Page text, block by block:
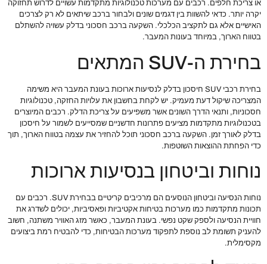
או צריכת חלפים. רכבים עם מערכות טכנולוגיות מתקדמות עשויים לדרוש תחזוקה
יקרה יותר. כדאי להשוות בין דגמים שונים ולבחור ברכב שיתאים לא רק לצרכים
האישיים אלא גם לתקציב הכלכלי. השקעה ברכב חסכוני בדלק עשויה להשתלם
בטווח הארוך, במיוחד בעונות המעבר.
בחירת ה-SUV המתאים
בחירת רכבי SUV חיסכון בדלק לנסיעות ארוכות בעונת המעבר היא משימה
המצריכה שיקול דעת מעמיק. יש לקחת בחשבון את עלויות החזקה, טכנולוגיות
חסכוניות, ותנאי הדרך השונים אשר משפיעים על צריכת הדלק. רכבים המיוצרים
בטכנולוגיות מתקדמות מציעים פתרונות חדשניים שמסייעים לשמור על חיסכון
בדלק לאורך זמן. השקעה ברכב חסכוני תוכל להחזיר את עצמה בטווח הארוך, תוך
כדי הפחתת ההוצאות השוטפות.
נוחות וביטחון בנסיעות ארוכות
נוחות הנסיעה וביטחון הנוסעים הם מרכיבים קריטיים בבחירת SUV. רכבים עם
תכונות מתקדמות כמו מערכות בטיחות אקטיביות ופאסיביות, יכולים לשדרג את
חוויית הנסיעה ולספק שקט נפשי. בעונת המעבר, כאשר מזג האוויר משתנה, חשוב
להעניק תשומת לב נוספת לתפקוד מערכות הבטיחות, כדי להבטיח רמת ביצועים
מקסימלית.